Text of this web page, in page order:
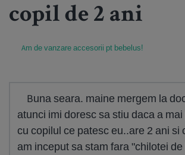
copil de 2 ani
Am de vanzare accesorii pt bebelus!
Buna seara. maine mergem la
atunci imi doresc sa stiu daca a
cu copilul ce patesc eu..are 2 ani si
am inceput sa stam fara "chilotei